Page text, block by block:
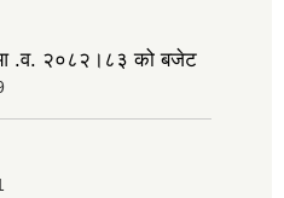
आ .व. २०८२।८३ को बजेट